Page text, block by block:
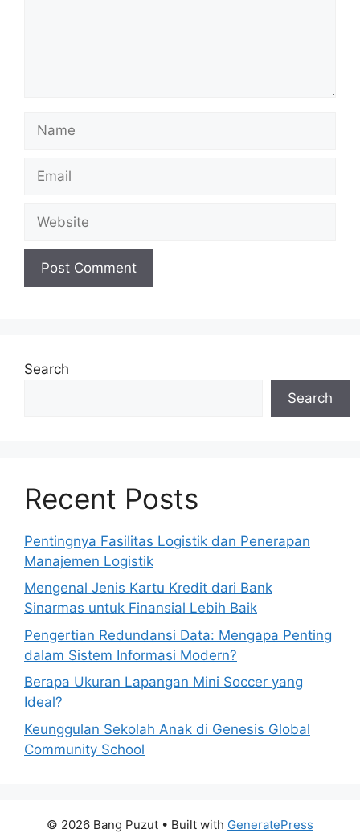
Search
Search
Recent Posts
Pentingnya Fasilitas Logistik dan Penerapan
Manajemen Logistik
Mengenal Jenis Kartu Kredit dari Bank
Sinarmas untuk Finansial Lebih Baik
Pengertian Redundansi Data: Mengapa Penting
dalam Sistem Informasi Modern?
Berapa Ukuran Lapangan Mini Soccer yang
Ideal?
Keunggulan Sekolah Anak di Genesis Global
Community School
© 2026 Bang Puzut • Built with GeneratePress